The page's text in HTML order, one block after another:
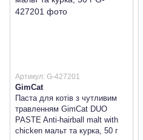
Артикул: G-427201
GimCat
Паста для котів з чутливим
травленням GimCat DUO
PASTE Anti-hairball malt with
chicken мальт та курка, 50 г